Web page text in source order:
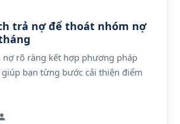
trả nợ để thoát nhóm nợ
rõ ràng kết hợp phương pháp
giúp bạn từng bước cải thiện điểm